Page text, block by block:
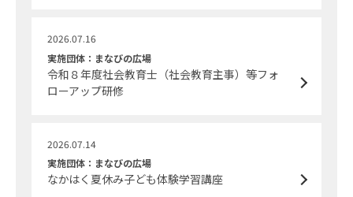
2026.07.16
実施団体：まなびの広場
令和８年度社会教育士（社会教育主事）等フォ
ローアップ研修
2026.07.14
実施団体：まなびの広場
なかはく夏休み子ども体験学習講座